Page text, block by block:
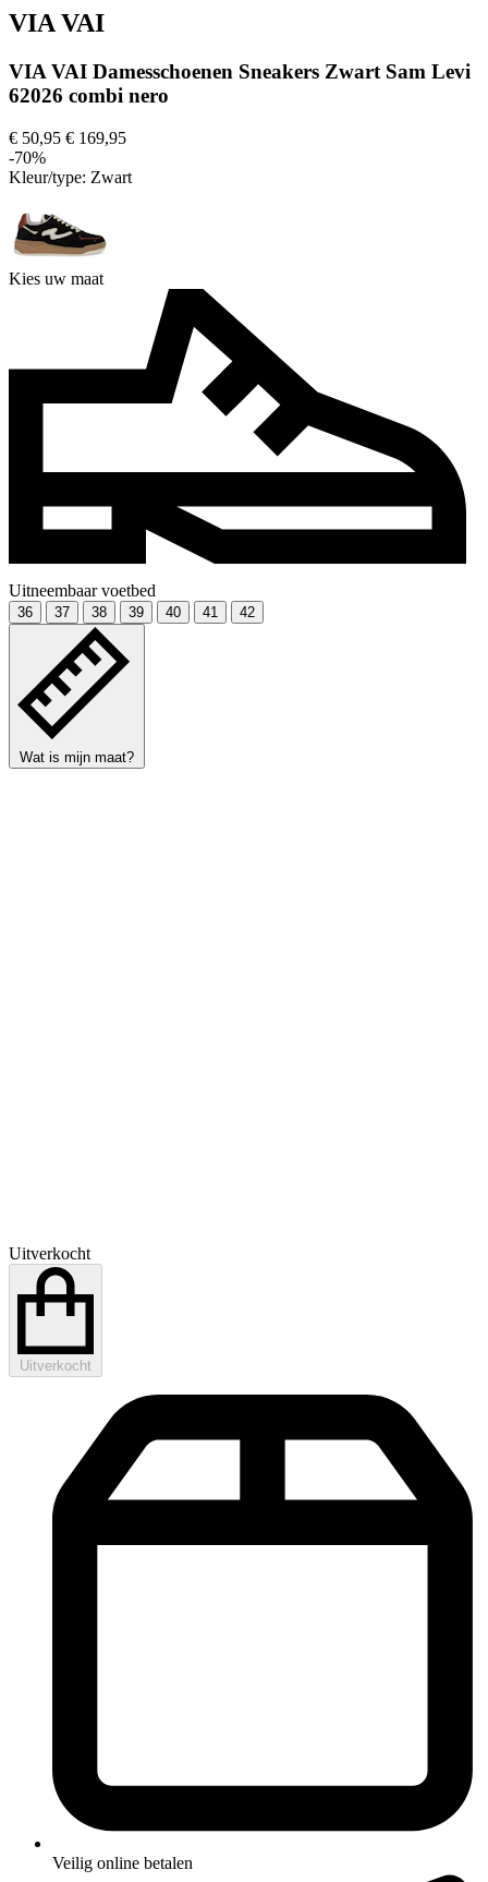
VIA VAI
VIA VAI Damesschoenen Sneakers Zwart Sam Levi
62026 combi nero
€ 50,95 € 169,95
-70%
Kleur/type: Zwart
Kies uw maat
Uitneembaar voetbed
36 37 38 39 40 41 42
Wat is mijn maat?
Uitverkocht
Uitverkocht
Veilig online betalen